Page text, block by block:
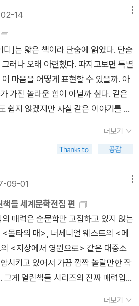
버지니아 울프를 여전히 사랑한다. 7
제목은 커녕 작가 이름도 들어보질 못
다. [사랑의 메신저]는 국내 번역본이
다. 내가 중학교 때 사랑의 메신저였는
다. 가디언 선정 기준 1위부터 10위까
많던데, 이쯤 되면 책을 읽기 보단 사
21, 소장한 작품은 45이었다. 아무튼 오
책도 이제는 읽어야 할 때가 되었음
패밀리세일 때 사둔 책들이었으니 그
13위는 토머스 하디
[테스], [이름없는 주드]가 아니라
랐다. 제목만 보고 집에 있는 안드레
알았는데 책 정보 넣으려다 보니 표지가
.... 이거? 아무래도 이 작품은 당분간
다. 소설 100권을 그것도 영어 소설
한 건데도 이렇게 듣도보도 못한 책이
많다는 뜻인가...그러니 내 책이 안 팔
연의 어느 부분을 들여다보게 하는
사건이 나지도 않는 전개인데 읽고
, 사람이란 존재가 어떤 존재인지를
는 생각이 진하게 든다. 바빠서 하루에
들이 많았지만 읽는 잠깐이 내겐 행복
리즈는 영어로 읽고 싶다. 지금
를 읽다 자고 읽다 자고를 반복하다 보
복으로 읽는 느낌이긴 한데.. 나와 맞
로 보는 게 버거운 나머지 하나 장만
좀 쉬었다가 다시 일을 해야 한다. 내
는데 좀 가다듬어야 할 필요가 있다.
. 그동안 평안히~
마전 돌아가셔서 참으로 낙담스러웠
<완벽한 스파이>가 나왔다고 해서 얼
의 추모랄까. 사실 그의 책을 기반으로
거, 테일러, 솔저, 스파이>, 를 보며 와
도 아직 남아 있고. 두툼한 책이 두 권
마음으로 한번 쓰다듬은 후 일단 책장
는 것들이 있다. 이런 것을 Thanks to
그런 책들이다. 다 소설이고, 다 주옥같
싶고나. 옥타비아 버틀러의 책은 <
있는데 (언제 샀는지도 가물가물이다.
러드차일드>가 더 좋다고 해서.. 그냥
산 <블러드차일드>를 먼저 읽고 <킨
휘릭.. 일본 소설가 중에 또 즐겨 읽는
화 <철도원>의 원작자로 잘 알려진 사
원>도 좋지만 가슴 아릿한 소설을 많
생을 많이 해서 그런가. 글의 분위기가
이 나오면 바로 구입하는 사람 중의
되어 나왔길래 냉큼 구입. 내가 읽
14
디⌋는 얇은 책이라 단숨에 읽었다. 단숨
러나 오래 아련했다. 따지고보면 특별
마음을 어떻게 표현할 수 있을까. 아
가진 놀라운 힘이 아닐까 싶다. 같은
쉽지 않겠지만 사실 같은 이야기를 만
만의 능력일 것이다. 대부분 이야기보
생각하지만 이 책에 대해서도 곰곰히
더'가 했기 때문이라는 거다. 설레임
임.이성이든 동성이든 누구나 어떤 상
다는 생각을 해본 적이 있을 것이다.
에게선 빛이 나' 하는 느낌. 누구나 다 그
도 나에게만 유독 반짝거리고 환한 사
, 그냥 보통의 사람이었구나, 빛이 사
다. 나 역시 누군가에게 빛이 난다고
후 그 빛이 사라짐을 느끼면서 그러나
까 스스로에게 물었던 적이 있다. 아니,
더보기
09-01
들 세계문학전집 편
매력은 순문학만 고집하고 있지 않는
몰타의 매>, 너세니얼 웨스트의 <메
<지상에서 영원으로> 같은 대중소
시키고 있어서 가끔 깜짝 놀랄만한 작
게 열린책들 시리즈의 진짜 매력입니
더보기